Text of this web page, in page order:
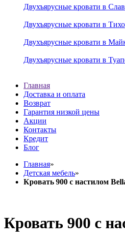
Двухъярусные кровати в
Двухъярусные кровати в
Двухъярусные кровати в
Двухъярусные кровати в
Главная
Доставка и оплата
Возврат
Гарантия низкой цены
Акции
Контакты
Кредит
Блог
Главная»
Детская мебель»
Кровать 900 с настилом
Кровать 900 с